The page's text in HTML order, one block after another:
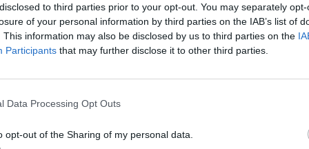
to third parties prior to your opt-out. You may separately
of your personal information by third parties on the IAB’s list of
This information may also be disclosed by us to third parties on the
Participants that may further disclose it to other third parties.
Data Processing Opt Outs
opt-out of the Sharing of my personal data.
was das Zeug hält